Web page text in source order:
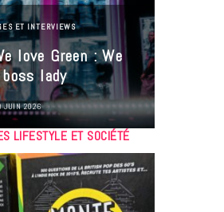
ET INTERVIEWS
love Green : We
lady
JUIN 2026
LIFESTYLE ET SOCIÉTÉ